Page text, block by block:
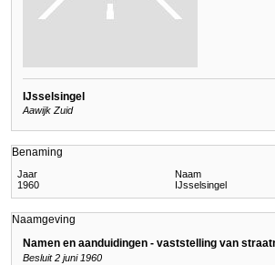
IJsselsingel
Aawijk Zuid
Benaming
Jaar Naam
1960
IJsselsingel
Naamgeving
Namen en aanduidingen - vaststelling van
Besluit 2 juni 1960